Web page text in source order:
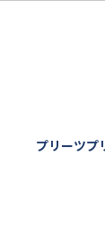
プリーツプ